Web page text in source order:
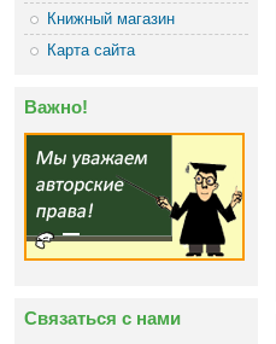
Книжный магазин
Карта сайта
Важно!
Связаться с нами